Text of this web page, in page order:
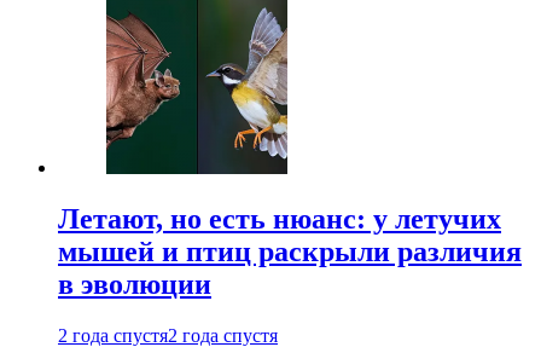
Летают, но есть нюанс: у летучих
мышей и птиц раскрыли различия
в эволюции
2 года спустя2 года спустя